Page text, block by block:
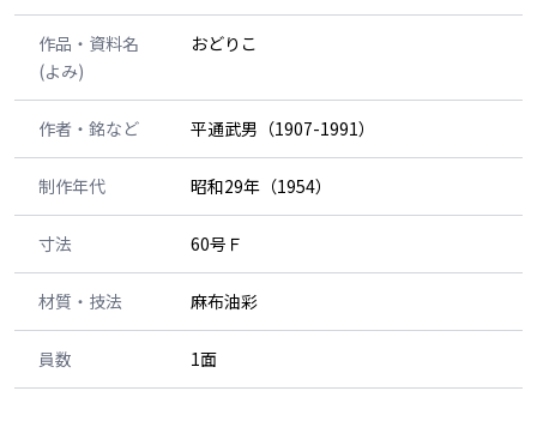
作品・資料名
(よみ)
おどりこ
作者・銘など 平通武男（1907-1991）
制作年代 昭和29年（1954）
寸法 60号Ｆ
材質・技法 麻布油彩
員数 1面